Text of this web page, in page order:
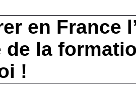
en France
de la
!